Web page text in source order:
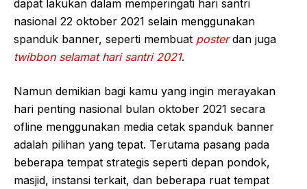
dapat lakukan dalam memperingati hari santri
nasional 22 oktober 2021 selain menggunakan
spanduk banner, seperti membuat posterdan juga
twibbon selamat hari santri 2021.
Namun demikian bagi kamu yang ingin merayakan
hari penting nasional bulan oktober 2021 secara
ofline menggunakan media cetak spanduk banner
adalah pilihan yang tepat. Terutama pasang pada
beberapa tempat strategis seperti depan pondok,
masjid, instansi terkait, dan beberapa ruat tempat